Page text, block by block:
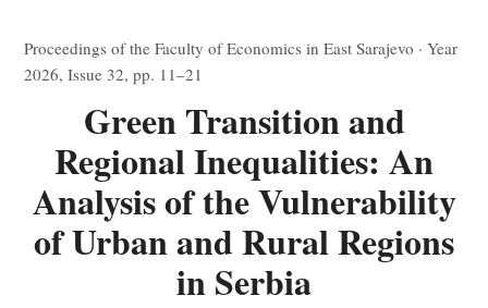
Proceedings of the Faculty of Economics in East Sarajevo · Year
2026, Issue 32, pp. 11–21
Green Transition and
Regional Inequalities: An
Analysis of the Vulnerability
of Urban and Rural Regions
in Serbia